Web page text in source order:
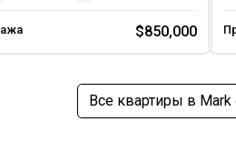
$850,000
Все квартиры в Mark